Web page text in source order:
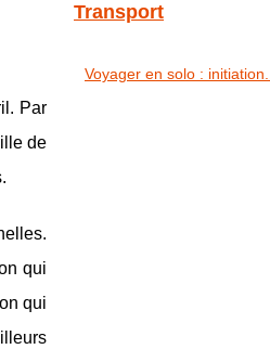
Par
de
qui
qui
Transport
Voyager en solo : initiation...